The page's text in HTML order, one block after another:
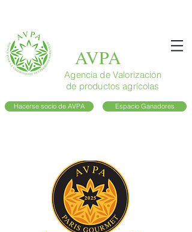
AVPA
Agencia de Valorización
de productos agrícolas
Hacerse socio de AVPA Espacio Ganadores